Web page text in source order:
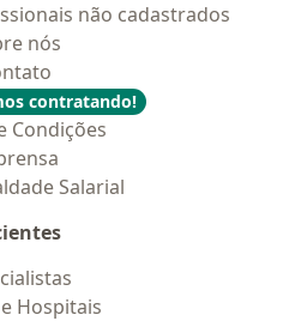
não cadastrados
nós
contratando!
Condições
Salarial
Hospitais